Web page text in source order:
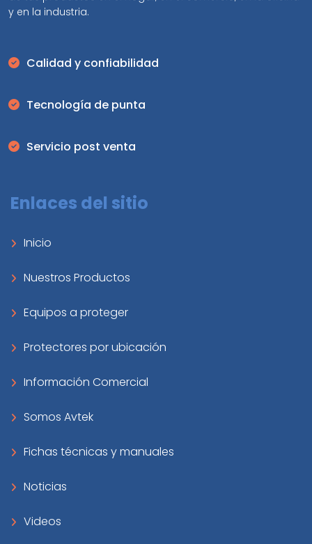
y en la industria.
Calidad y confiabilidad
Tecnología de punta
Servicio post venta
Enlaces del sitio
Inicio
Nuestros Productos
Equipos a proteger
Protectores por ubicación
Información Comercial
Somos Avtek
Fichas técnicas y manuales
Noticias
Videos